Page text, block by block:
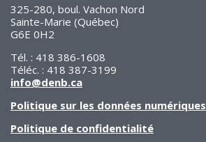
325-280, boul. Vachon Nord
Sainte-Marie (Québec)
G6E 0H2
Tél. : 418 386-1608
Téléc. : 418 387-3199
info@denb.ca
Politique sur les données numériques
Politique de confidentialité